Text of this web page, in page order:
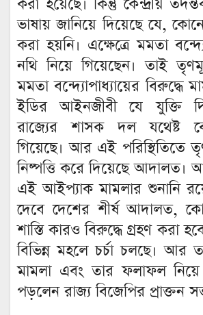
করা হয়েছে। কিন্তু কেন্দ্রীয়
ভাষায় জানিয়ে দিয়েছে যে,
করা হয়নি। এক্ষেত্রে মমতা
নথি নিয়ে গিয়েছেন। তাই
মমতা বন্দ্যোপাধ্যায়ের বিরুদ্ধে
ইডির আইনজীবী যে যুক্তি
রাজ্যের শাসক দল যথেষ্ট
গিয়েছে। আর এই পরিস্থিতিতে
নিষ্পত্তি করে দিয়েছে আদালত।
এই আইপ্যাক মামলার শুনানি
দেবে দেশের শীর্ষ আদালত,
শাস্তি কারও বিরুদ্ধে গ্রহণ করা
বিভিন্ন মহলে চর্চা চলছে। আর
মামলা এবং তার ফলাফল
পড়লেন রাজ্য বিজেপির প্রাক্তন